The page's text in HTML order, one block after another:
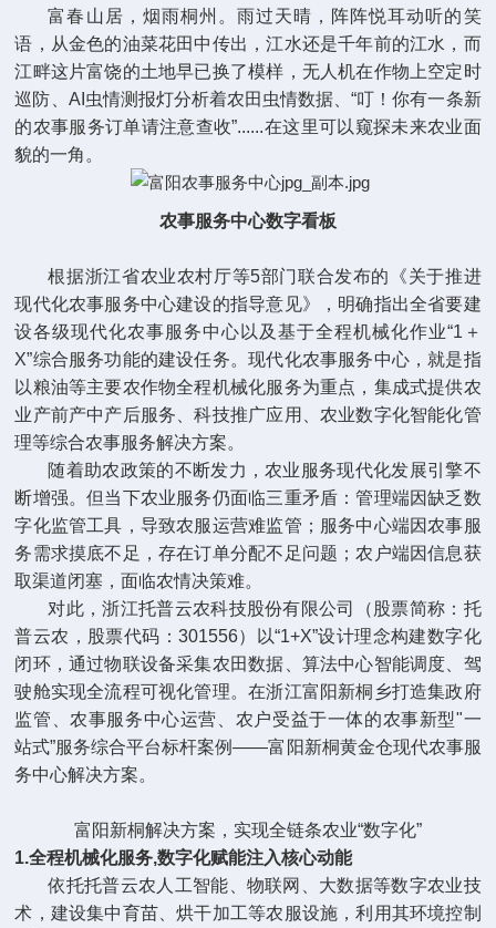
富春山居，烟雨桐州。雨过天晴，阵阵悦耳动听的笑
语，从金色的油菜花田中传出，江水还是千年前的江水，而
江畔这片富饶的土地早已换了模样，无人机在作物上空定时
巡防、AI 虫情测报灯分析着农田虫情数据、“叮！你有一条新
的农事服务订单请注意查收”......在这里可以窥探未来农业面
貌的一角。
农事服务中心数字看板
根据浙江省农业农村厅等5部门联合发布的《关于推进
现代化农事服务中心建设的指导意见》，明确指出全省要建
设各级现代化农事服务中心以及基于全程机械化作业“1＋
X”综合服务功能的建设任务。现代化农事服务中心，就是指
以粮油等主要农作物全程机械化服务为重点，集成式提供农
业产前产中产后服务、科技推广应用、农业数字化智能化管
理等综合农事服务解决方案。
随着助农政策的不断发力，农业服务现代化发展引擎不
断增强。但当下农业服务仍面临三重矛盾：管理端因缺乏数
字化监管工具，导致农服运营难监管；服务中心端因农事服
务需求摸底不足，存在订单分配不足问题；农户端因信息获
取渠道闭塞，面临农情决策难。
对此，浙江托普云农科技股份有限公司（股票简称：托
普云农，股票代码：301556）以“1+X”设计理念构建数字化
闭环，通过物联设备采集农田数据、算法中心智能调度、驾
驶舱实现全流程可视化管理。在浙江富阳新桐乡打造集政府
监管、农事服务中心运营、农户受益于一体的农事新型"一
站式”服务综合平台标杆案例——富阳新桐黄金仓现代农事服
务中心解决方案。
富阳新桐解决方案，实现全链条农业“数字化”
1.全程机械化服务,数字化赋能注入核心动能
依托托普云农人工智能、物联网、大数据等数字农业技
术，建设集中育苗、烘干加工等农服设施，利用其环境控制